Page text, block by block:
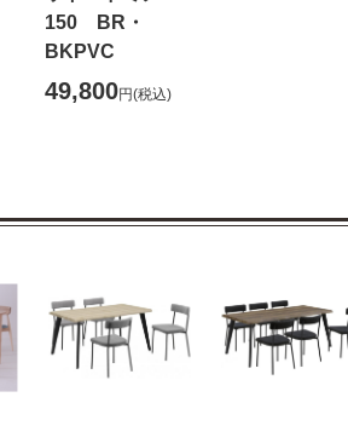
150 BR・
BKPVC
49,800円(税込)